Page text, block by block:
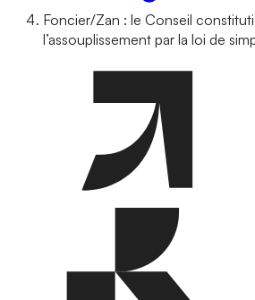
Foncier/Zan : le Conseil
l’assouplissement par la loi de